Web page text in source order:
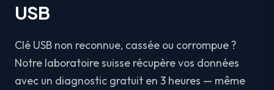
USB
Clé USB non reconnue, cassée ou corrompue ?
Notre laboratoire suisse récupère vos données
avec un diagnostic gratuit en 3 heures — même